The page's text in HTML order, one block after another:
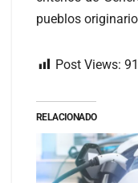
pueblos
Post Views: 91
RELACIONADO